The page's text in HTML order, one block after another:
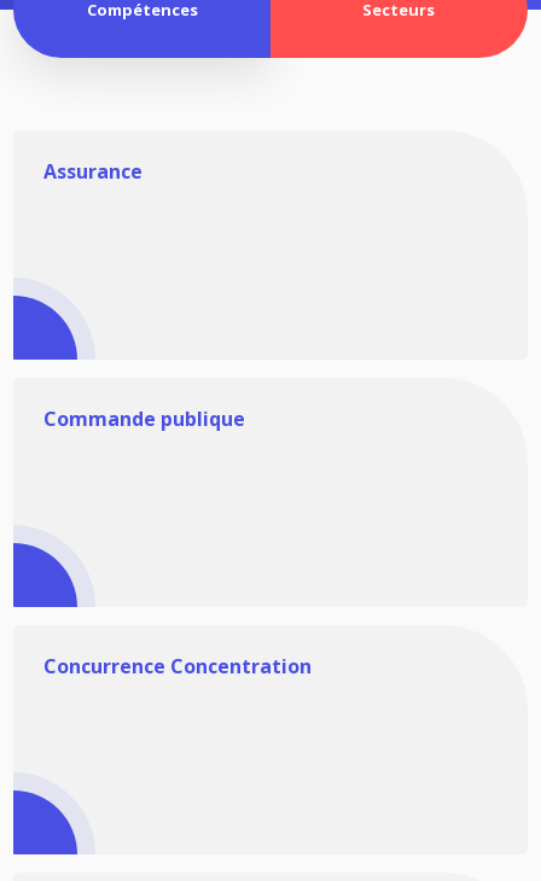
Compétences Secteurs
Assurance
Commande publique
Concurrence Concentration